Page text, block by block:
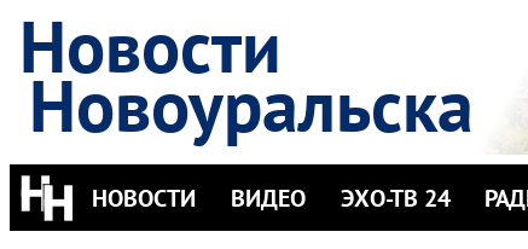
Новости
Новоуральска
НОВОСТИ ВИДЕО ЭХО-ТВ 24